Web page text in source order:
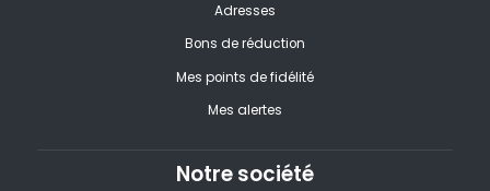
Adresses
Bons de réduction
Mes points de fidélité
Mes alertes
Notre société